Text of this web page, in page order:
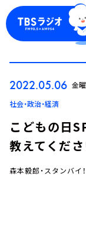
2022.05.06 金
社会・政治・経済
こどもの日
教えてくださ
森本毅郎・スタンバイ！